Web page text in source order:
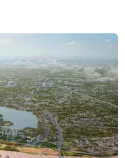
.
(Vietnam+)